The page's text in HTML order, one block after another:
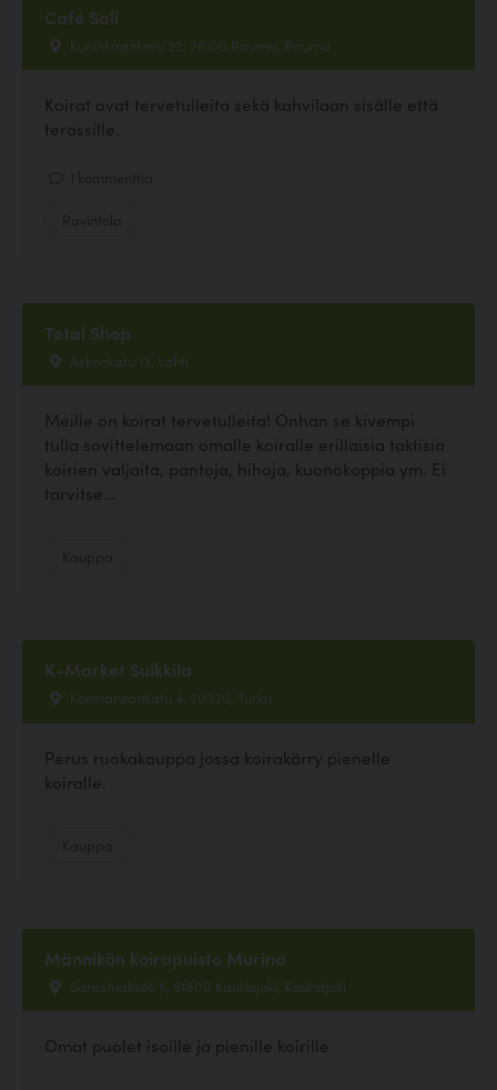
Café Sali
Kuninkaankatu 22, 26100 Rauma, Rauma
Koirat ovat tervetulleita sekä kahvilaan sisälle että
terassille.
Total Shop
Askonkatu 13, Lahti
Meille on koirat tervetulleita! Onhan se kivempi
tulla sovittelemaan omalle koiralle erillaisia taktisia
koirien valjaita, pantoja, hihoja, kuonokoppia ym. Ei
tarvitse...
K-Market Suikkila
Konstanzankatu 4, 20320, Turku
Perus ruokakauppa jossa koirakärry pienelle
koiralle.
Männikön koirapuisto Murina
Sanssinakseli 5, 61800 Kauhajoki, Kauhajoki
Omat puolet isoille ja pienille koirille